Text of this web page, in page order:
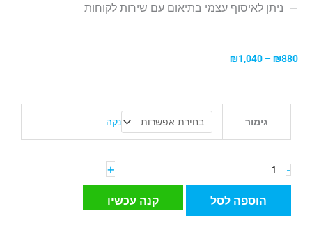
– ניתן לאיסוף עצמי בתיאום עם שירות לקוחות
₪880
–
₪1,040
טווח
עד
גימור נקה
-
מחמם
מגבות
לורנט
+
הוספה לסל קנה עכשיו